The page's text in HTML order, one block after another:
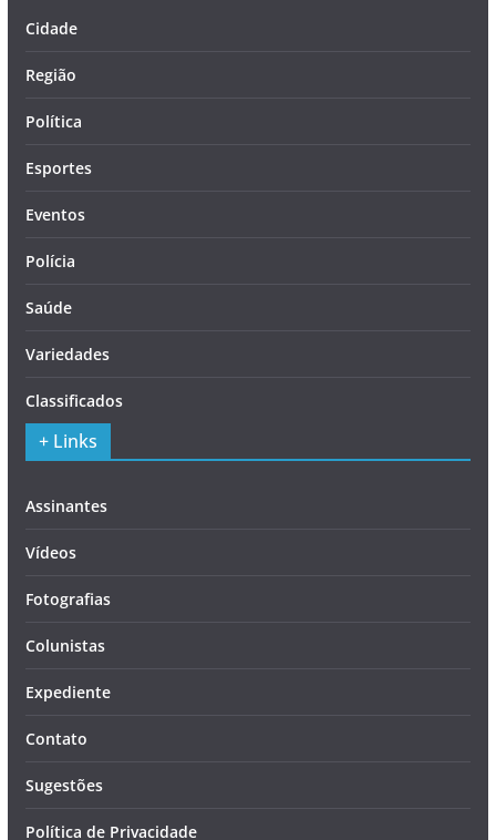
Cidade
Região
Política
Esportes
Eventos
Polícia
Saúde
Variedades
Classificados
+ Links
Assinantes
Vídeos
Fotografias
Colunistas
Expediente
Contato
Sugestões
Política de Privacidade